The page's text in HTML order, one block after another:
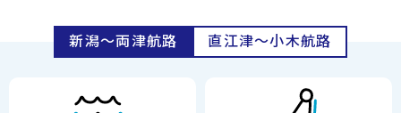
新潟〜両津航路 直江津〜小木航路